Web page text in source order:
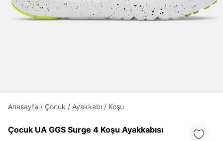
Under Armour'da yeni misiniz?Kayıt Ol
Üye Olmadan Devam Et
Anasayfa / Çocuk / Ayakkabı / Koşu
Çocuk UA GGS Surge 4 Koşu Ayakkabısı